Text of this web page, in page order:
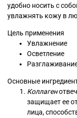
удобно носить с
увлажнять кожу в
Цель применения
Увлажнение
Осветление
Основные
Коллаген
защищает ее
лица,